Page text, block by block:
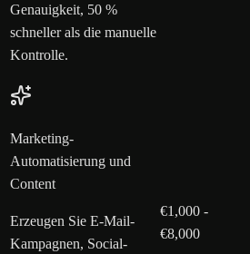
Genauigkeit, 50 %
schneller als die manuelle
Kontrolle.
Marketing-
Automatisierung und
Content
Erzeugen Sie E-Mail-
Kampagnen, Social-
€1,000 -
€8,000